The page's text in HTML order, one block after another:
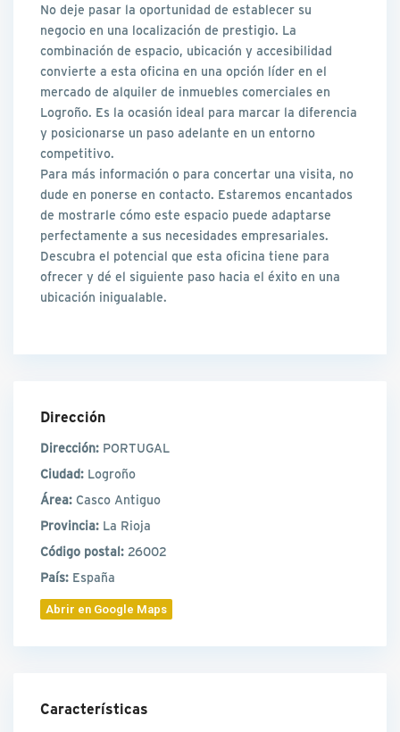
No deje pasar la oportunidad de establecer su
negocio en una localización de prestigio. La
combinación de espacio, ubicación y accesibilidad
convierte a esta oficina en una opción líder en el
mercado de alquiler de inmuebles comerciales en
Logroño. Es la ocasión ideal para marcar la diferencia
y posicionarse un paso adelante en un entorno
competitivo.
Para más información o para concertar una visita, no
dude en ponerse en contacto. Estaremos encantados
de mostrarle cómo este espacio puede adaptarse
perfectamente a sus necesidades empresariales.
Descubra el potencial que esta oficina tiene para
ofrecer y dé el siguiente paso hacia el éxito en una
ubicación inigualable.
Dirección
Dirección: PORTUGAL
Ciudad: Logroño
Área: Casco Antiguo
Provincia: La Rioja
Código postal: 26002
País: España
Abrir en Google Maps
Características